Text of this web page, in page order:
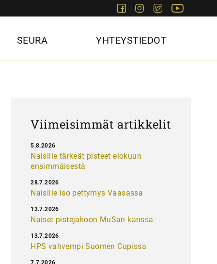
FacebookInstagram
Twitter
SEURA YHTEYSTIEDOT
Viimeisimmät artikkelit
Naisille tärkeät pisteet elokuun
ensimmäisestä
5.8.2026
Naisille iso pettymys Vaasassa
28.7.2026
Naiset pistejakoon MuSan kanssa
13.7.2026
HPS vahvempi Suomen Cupissa
13.7.2026
7.7.2026